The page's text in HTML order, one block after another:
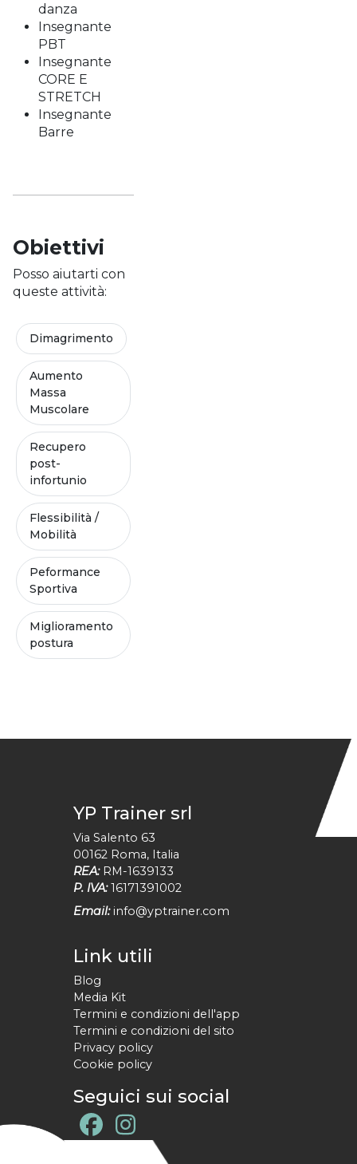
danza
Insegnante
PBT
Insegnante
CORE E
STRETCH
Insegnante
Barre
Obiettivi
Posso aiutarti con
queste attività:
Dimagrimento
Aumento
Massa
Muscolare
Recupero
post-
infortunio
Flessibilità /
Mobilità
Peformance
Sportiva
Miglioramento
postura
YP Trainer srl
Via Salento 63
00162 Roma, Italia
REA: RM-1639133
P. IVA: 16171391002
Email: info@yptrainer.com
Link utili
Blog
Media Kit
Termini e condizioni dell'app
Termini e condizioni del sito
Privacy policy
Cookie policy
Seguici sui social